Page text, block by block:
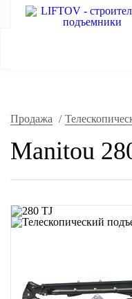
Продажа /
Manitou